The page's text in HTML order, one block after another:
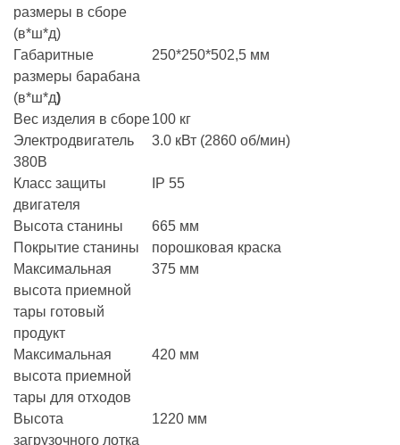
размеры в сборе
(в*ш*д)
Габаритные
размеры барабана
(в*ш*д)
250*250*502,5 мм
Вес изделия в сборе100 кг
Электродвигатель
380В
3.0 кВт (2860 об/мин)
Класс защиты
двигателя
IP 55
Высота станины
665 мм
Покрытие станины
порошковая краска
Максимальная
высота приемной
тары готовый
продукт
375 мм
Максимальная
высота приемной
тары для отходов
420 мм
Высота
загрузочного лотка
1220 мм